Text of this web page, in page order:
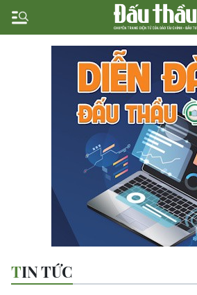
TIN TỨC